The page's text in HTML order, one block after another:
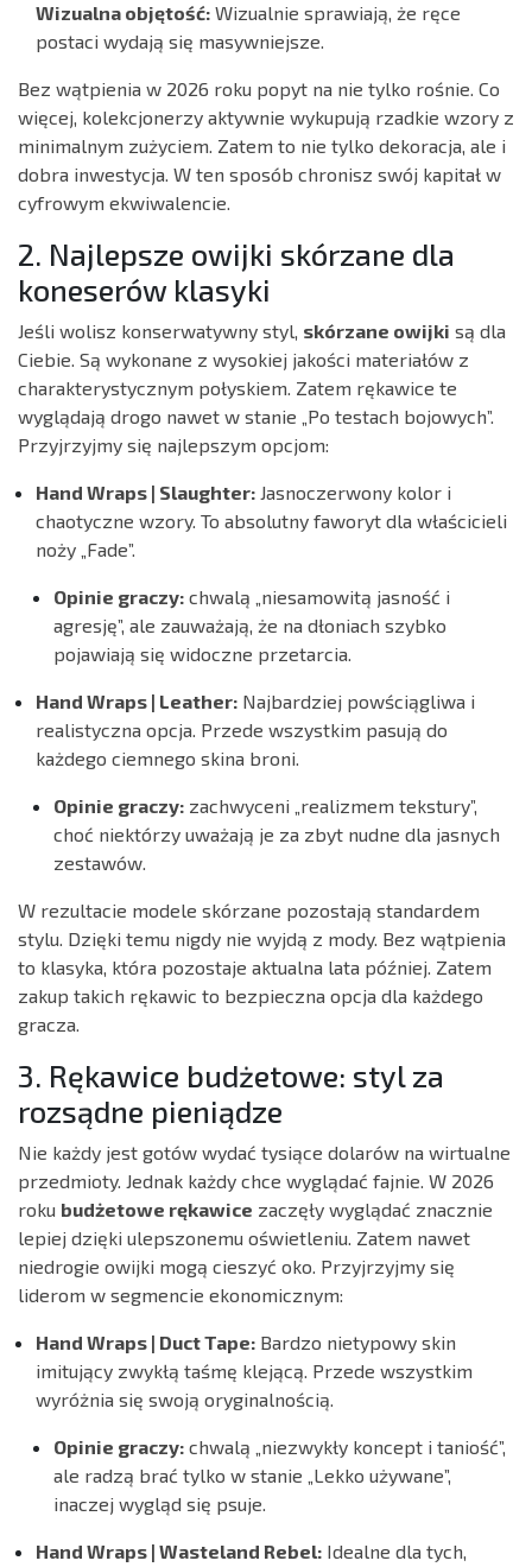
Wizualna objętość: Wizualnie sprawiają, że ręce
postaci wydają się masywniejsze.
Bez wątpienia w 2026 roku popyt na nie tylko rośnie. Co
więcej, kolekcjonerzy aktywnie wykupują rzadkie wzory z
minimalnym zużyciem. Zatem to nie tylko dekoracja, ale i
dobra inwestycja. W ten sposób chronisz swój kapitał w
cyfrowym ekwiwalencie.
2. Najlepsze owijki skórzane dla
koneserów klasyki
Jeśli wolisz konserwatywny styl, skórzane owijki są dla
Ciebie. Są wykonane z wysokiej jakości materiałów z
charakterystycznym połyskiem. Zatem rękawice te
wyglądają drogo nawet w stanie „Po testach bojowych”.
Przyjrzyjmy się najlepszym opcjom:
Hand Wraps | Slaughter: Jasnoczerwony kolor i
chaotyczne wzory. To absolutny faworyt dla właścicieli
noży „Fade”.
Opinie graczy: chwalą „niesamowitą jasność i
agresję”, ale zauważają, że na dłoniach szybko
pojawiają się widoczne przetarcia.
Hand Wraps | Leather: Najbardziej powściągliwa i
realistyczna opcja. Przede wszystkim pasują do
każdego ciemnego skina broni.
Opinie graczy: zachwyceni „realizmem tekstury”,
choć niektórzy uważają je za zbyt nudne dla jasnych
zestawów.
W rezultacie modele skórzane pozostają standardem
stylu. Dzięki temu nigdy nie wyjdą z mody. Bez wątpienia
to klasyka, która pozostaje aktualna lata później. Zatem
zakup takich rękawic to bezpieczna opcja dla każdego
gracza.
3. Rękawice budżetowe: styl za
rozsądne pieniądze
Nie każdy jest gotów wydać tysiące dolarów na wirtualne
przedmioty. Jednak każdy chce wyglądać fajnie. W 2026
roku budżetowe rękawice zaczęły wyglądać znacznie
lepiej dzięki ulepszonemu oświetleniu. Zatem nawet
niedrogie owijki mogą cieszyć oko. Przyjrzyjmy się
liderom w segmencie ekonomicznym:
Hand Wraps | Duct Tape: Bardzo nietypowy skin
imitujący zwykłą taśmę klejącą. Przede wszystkim
wyróżnia się swoją oryginalnością.
Opinie graczy: chwalą „niezwykły koncept i taniość”,
ale radzą brać tylko w stanie „Lekko używane”,
inaczej wygląd się psuje.
Hand Wraps | Wasteland Rebel: Idealne dla tych,